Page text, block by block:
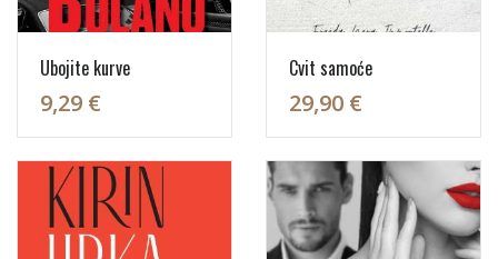
Ubojite kurve
9,29 €
Cvit samoće
29,90 €